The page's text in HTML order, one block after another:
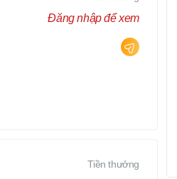
Đăng nhập để xem
Tiền thưởng